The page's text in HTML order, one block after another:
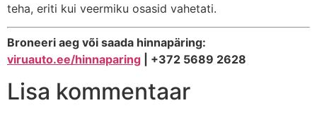
teha, eriti kui veermiku osasid vahetati.
Broneeri aeg või saada hinnapäring:
viruauto.ee/hinnaparing | +372 5689 2628
Lisa kommentaar